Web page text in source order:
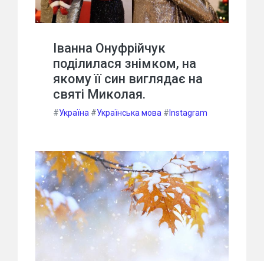
Іванна Онуфрійчук
поділилася знімком, на
якому її син виглядає на
святі Миколая.
#Україна #Українська мова # Instagram